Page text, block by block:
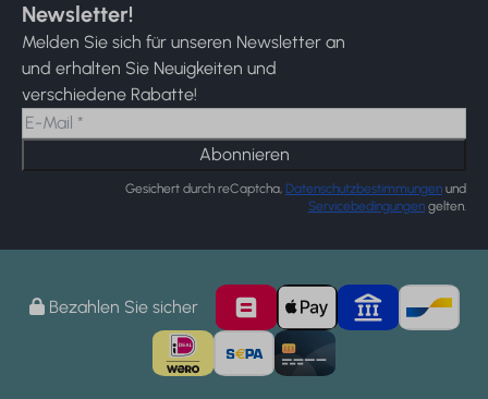
Newsletter!
Melden Sie sich für unseren Newsletter an
und erhalten Sie Neuigkeiten und
verschiedene Rabatte!
Abonnieren
Gesichert durch reCaptcha, Datenschutzbestimmungen und
Servicebedingungen gelten.
Bezahlen Sie sicher